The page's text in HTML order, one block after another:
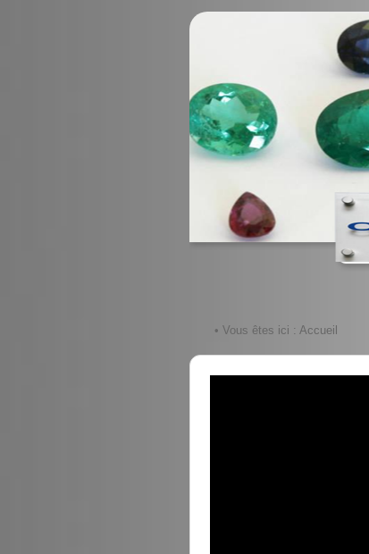
• Vous êtes ici : Accueil